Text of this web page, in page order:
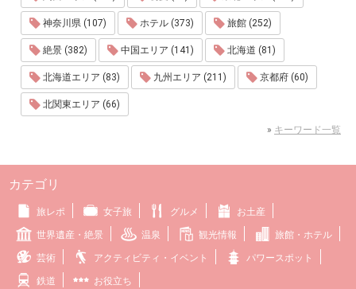
神奈川県 (107) ホテル (373) 旅館 (252)
絶景 (382) 中国エリア (141) 北海道 (81)
北海道エリア (83) 九州エリア (211) 京都府 (60)
北関東エリア (66)
» キーワード一覧
カテゴリ
旅レポ 女子旅 グルメ お土産
世界遺産・絶景 温泉 観光情報 旅館・ホテル
芸術 アクティビティ・イベント パワースポット
鉄道 お役立ち